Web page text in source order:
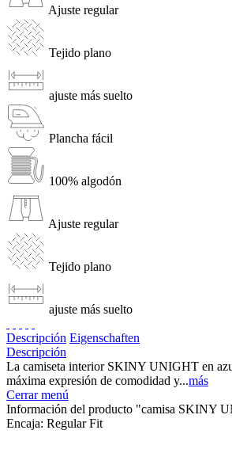
Ajuste regular
Tejido plano
ajuste más suelto
Plancha fácil
100% algodón
Ajuste regular
Tejido plano
ajuste más suelto
Descripción Eigenschaften
Descripción
La camiseta interior SKINY UNIGHT en
máxima expresión de comodidad y...más
Cerrar menú
Información del producto "camisa SKINY
Encaja: Regular Fit